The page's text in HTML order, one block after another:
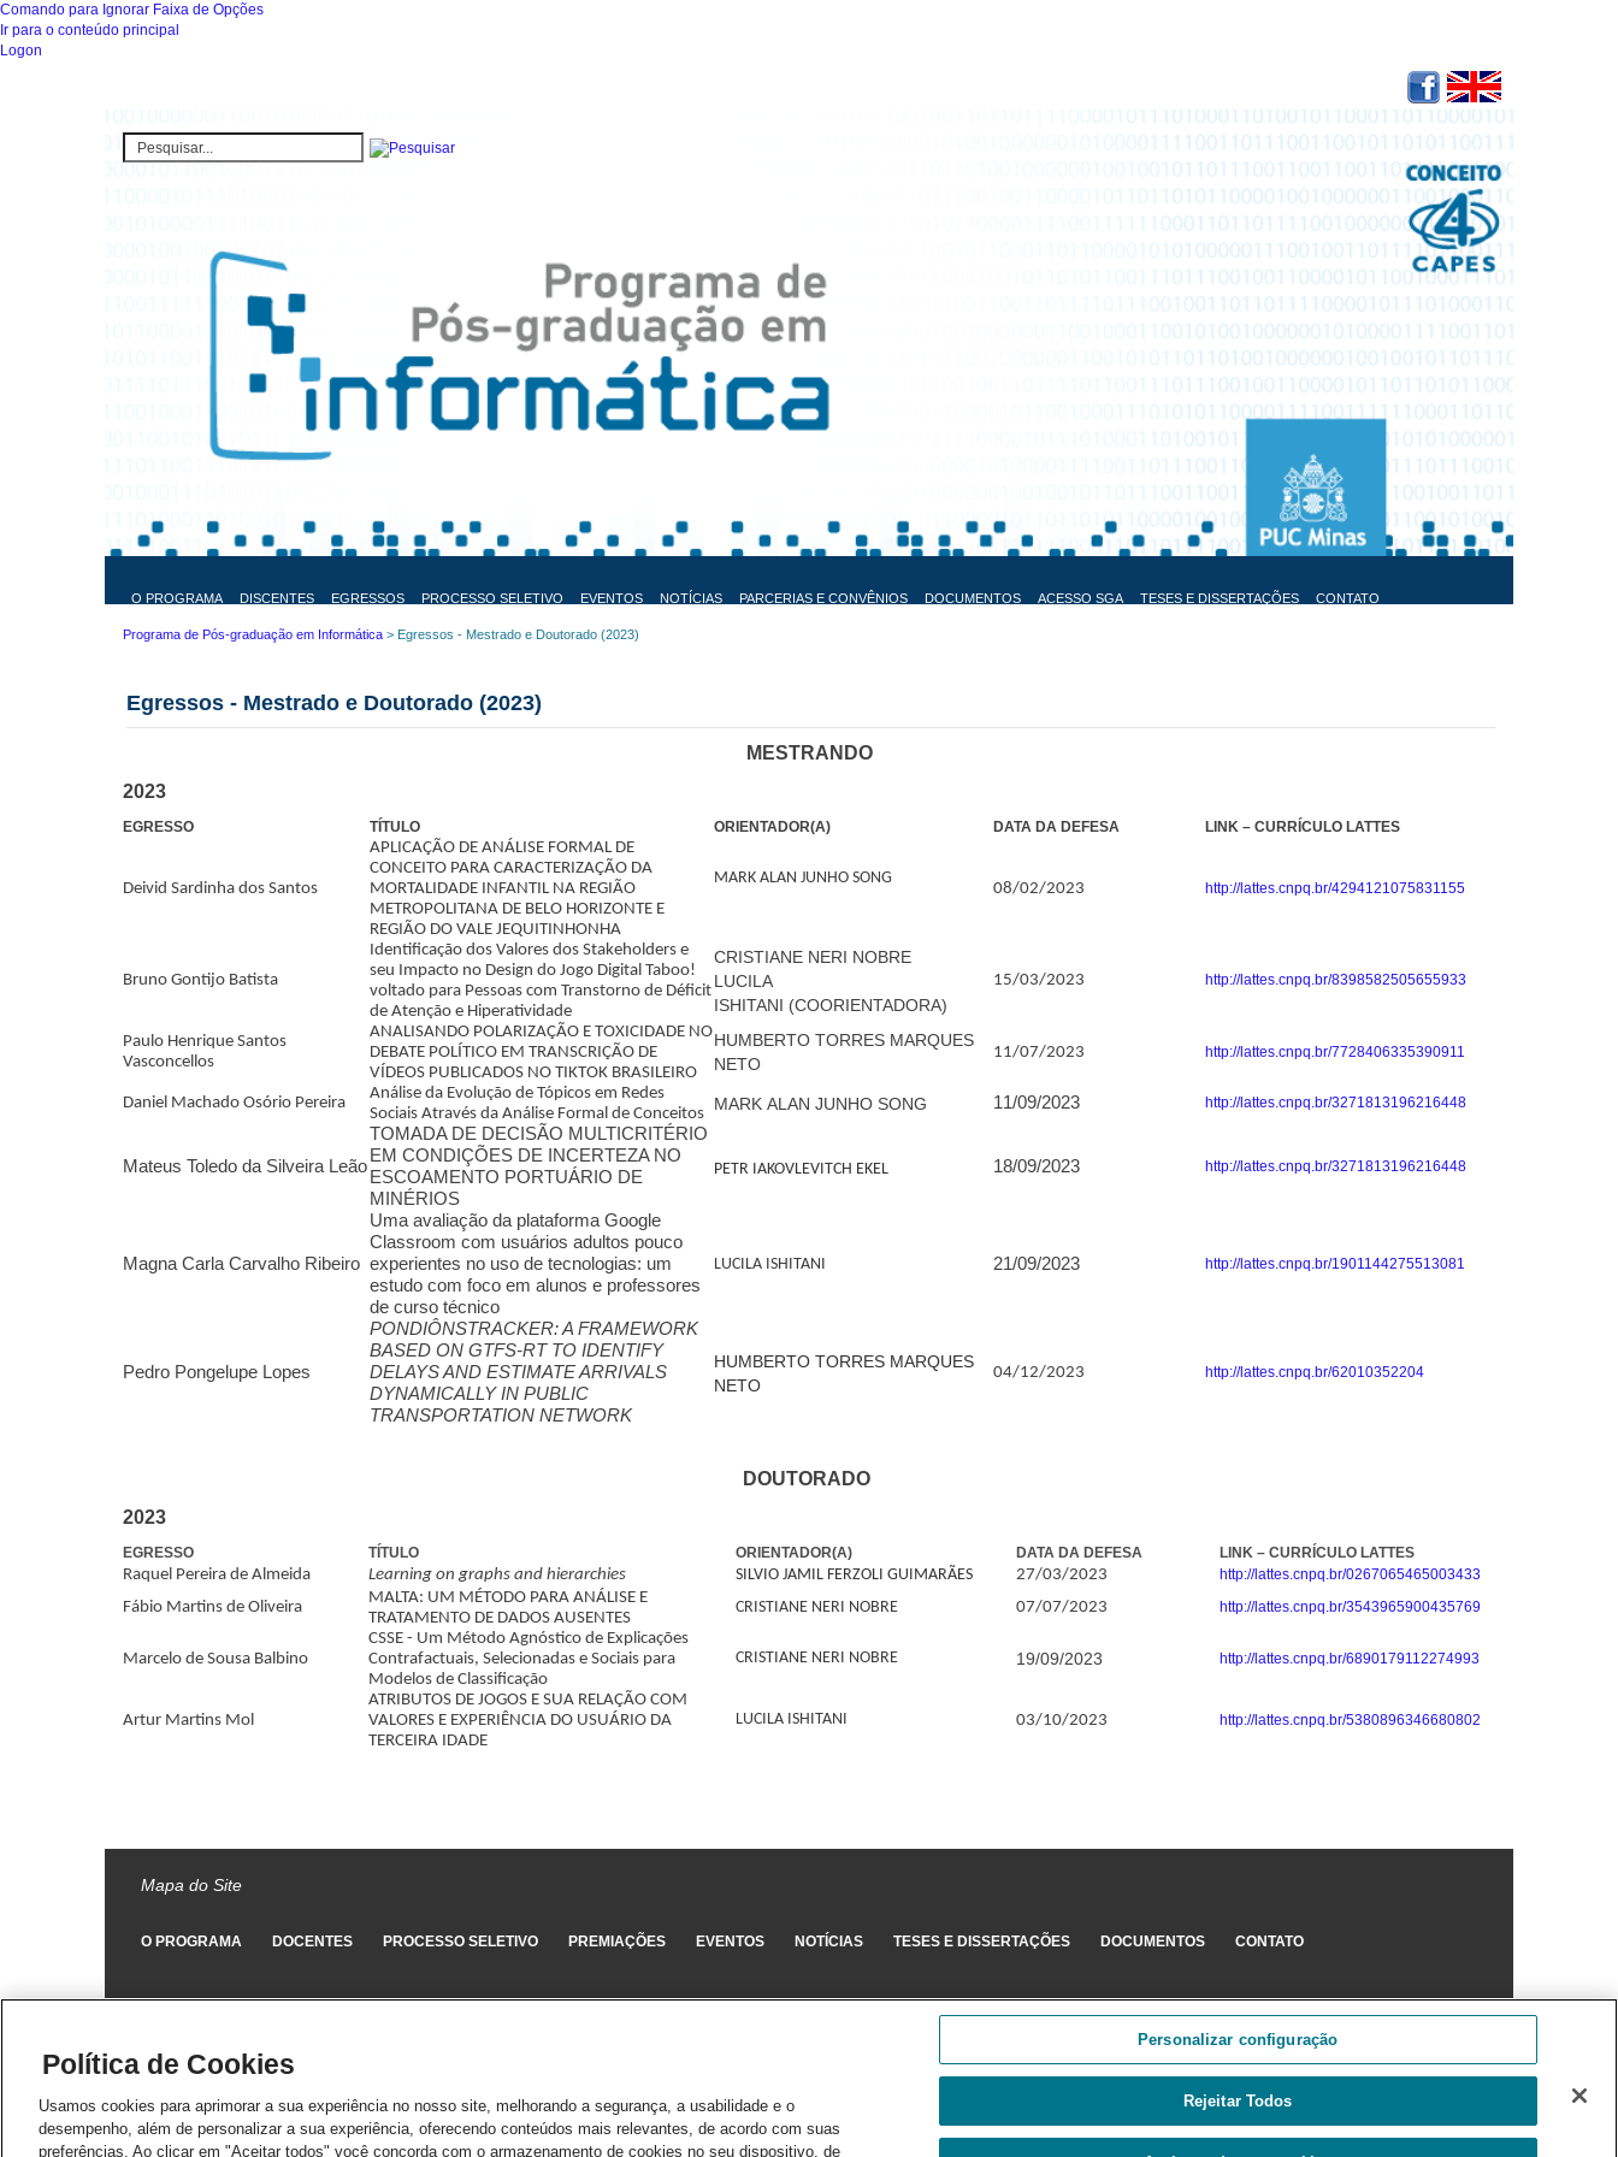
Comando para Ignorar Faixa de Opções
Ir para o conteúdo principal
Logon
de
graduação
O PROGRAMA
Concentração e
PPGInf - Mestrado e
Doutorado
de Pesquisa
Pesquisa
Reconhecimento
Discentes
2023/2024
Discentes Mestrado
2017/2020
Egressos - Mestrado
Egressos - Mestrado
(2021/2022)
Egressos - Mestrado
e Doutorado
Processo Seletivo
CONVÊNIOS
Internacionalização
Acordos
O PROGRAMA DISCENTES EGRESSOS PROCESSO SELETIVO EVENTOS NOTÍCIAS PARCERIAS E CONVÊNIOS DOCUMENTOS ACESSO SGA TESES E DISSERTAÇÕES CONTATO
Programa de Pós-graduação em Informática > Egressos - Mestrado e Doutorado (2023)
Egressos - Mestrado e Doutorado (2023)
MESTRANDO
2023
EGRESSO TÍTULO ORIENTADOR(A) DATA DA DEFESA LINK – CURRÍCULO LATTES
Deivid Sardinha dos Santos
APLICAÇÃO DE ANÁLISE FORMAL DE
CONCEITO PARA CARACTERIZAÇÃO DA
MORTALIDADE INFANTIL NA REGIÃO
METROPOLITANA DE BELO HORIZONTE E
REGIÃO DO VALE JEQUITINHONHA
MARK ALAN JUNHO SONG
08/02/2023 http://lattes.cnpq.br/4294121075831155
Bruno Gontijo Batista
Identificação dos Valores dos Stakeholders e
seu Impacto no Design do Jogo Digital Taboo!
voltado para Pessoas com Transtorno de Déficit
de Atenção e Hiperatividade
CRISTIANE NERI NOBRE
LUCILA
ISHITANI (COORIENTADORA)
15/03/2023 http://lattes.cnpq.br/8398582505655933
Paulo Henrique Santos
Vasconcellos
ANALISANDO POLARIZAÇÃO E TOXICIDADE NO
DEBATE POLÍTICO EM TRANSCRIÇÃO DE
VÍDEOS PUBLICADOS NO TIKTOK BRASILEIRO
HUMBERTO TORRES MARQUES
NETO
11/07/2023 http://lattes.cnpq.br/7728406335390911
Daniel Machado Osório Pereira
Análise da Evolução de Tópicos em Redes
Sociais Através da Análise Formal de Conceitos
MARK ALAN JUNHO SONG 11/09/2023 http://lattes.cnpq.br/3271813196216448
Mateus Toledo da Silveira Leão
TOMADA DE DECISÃO MULTICRITÉRIO
EM CONDIÇÕES DE INCERTEZA NO
ESCOAMENTO PORTUÁRIO DE
MINÉRIOS
PETR IAKOVLEVITCH EKEL 18/09/2023 http://lattes.cnpq.br/3271813196216448
Magna Carla Carvalho Ribeiro
Uma avaliação da plataforma Google
Classroom com usuários adultos pouco
experientes no uso de tecnologias: um
estudo com foco em alunos e professores
de curso técnico
LUCILA ISHITANI 21/09/2023 http://lattes.cnpq.br/1901144275513081
Pedro Pongelupe Lopes
PONDIÔNSTRACKER: A FRAMEWORK
BASED ON GTFS-RT TO IDENTIFY
DELAYS AND ESTIMATE ARRIVALS
DYNAMICALLY IN PUBLIC
TRANSPORTATION NETWORK
HUMBERTO TORRES MARQUES
NETO
04/12/2023 http://lattes.cnpq.br/62010352204
DOUTORADO
2023
EGRESSO TÍTULO ORIENTADOR(A) DATA DA DEFESA LINK – CURRÍCULO LATTES
Raquel Pereira de Almeida Learning on graphs and hierarchies SILVIO JAMIL FERZOLI GUIMARÃES 27/03/2023 http://lattes.cnpq.br/0267065465003433
Fábio Martins de Oliveira
MALTA: UM MÉTODO PARA ANÁLISE E
TRATAMENTO DE DADOS AUSENTES
CRISTIANE NERI NOBRE 07/07/2023 http://lattes.cnpq.br/3543965900435769
Marcelo de Sousa Balbino
CSSE - Um Método Agnóstico de Explicações
Contrafactuais, Selecionadas e Sociais para
Modelos de Classificação
CRISTIANE NERI NOBRE 19/09/2023 http://lattes.cnpq.br/6890179112274993
Artur Martins Mol
ATRIBUTOS DE JOGOS E SUA RELAÇÃO COM
VALORES E EXPERIÊNCIA DO USUÁRIO DA
TERCEIRA IDADE
LUCILA ISHITANI 03/10/2023 http://lattes.cnpq.br/5380896346680802
Mapa do Site
O PROGRAMA DOCENTES PROCESSO SELETIVO PREMIAÇÕES EVENTOS NOTÍCIAS TESES E DISSERTAÇÕES DOCUMENTOS CONTATO
Parceiros
Política de Cookies
Usamos cookies para aprimorar a sua experiência no nosso site, melhorando a segurança, a usabilidade e o
desempenho, além de personalizar a sua experiência, oferecendo conteúdos mais relevantes, de acordo com suas
preferências. Ao clicar em "Aceitar todos" você concorda com o armazenamento de cookies no seu dispositivo, de
Personalizar configuração
Rejeitar Todos